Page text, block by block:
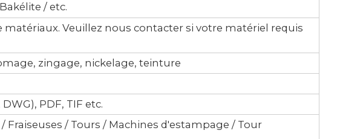
/ etc.
Veuillez nous contacter si votre matériel requis
zingage, nickelage, teinture
PDF, TIF etc.
Fraiseuses / Tours / Machines d'estampage / Tour